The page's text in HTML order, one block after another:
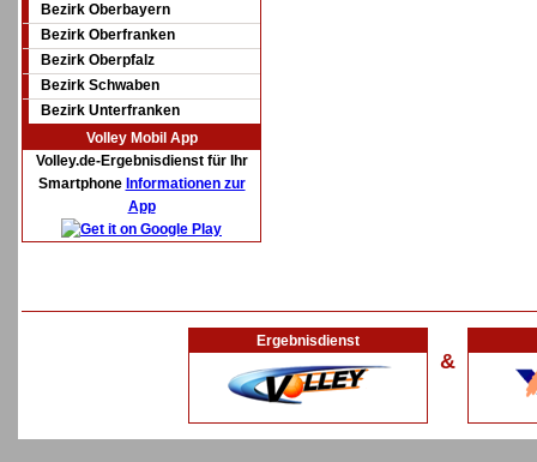
Bezirk Oberbayern
Bezirk Oberfranken
Bezirk Oberpfalz
Bezirk Schwaben
Bezirk Unterfranken
Volley Mobil App
Volley.de-Ergebnisdienst für Ihr
Smartphone Informationen zur
App
Ergebnisdienst
&